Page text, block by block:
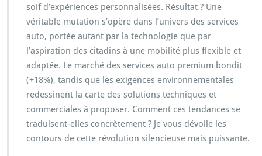
soif d’expériences personnalisées. Résultat ? Une
véritable mutation s’opère dans l’univers des services
auto, portée autant par la technologie que par
l’aspiration des citadins à une mobilité plus flexible et
adaptée. Le marché des services auto premium bondit
(+18%), tandis que les exigences environnementales
redessinent la carte des solutions techniques et
commerciales à proposer. Comment ces tendances se
traduisent-elles concrètement ? Je vous dévoile les
contours de cette révolution silencieuse mais puissante.